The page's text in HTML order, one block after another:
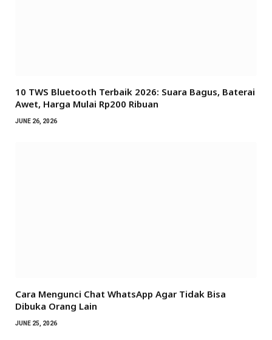
10 TWS Bluetooth Terbaik 2026: Suara Bagus, Baterai
Awet, Harga Mulai Rp200 Ribuan
JUNE 26, 2026
Cara Mengunci Chat WhatsApp Agar Tidak Bisa
Dibuka Orang Lain
JUNE 25, 2026